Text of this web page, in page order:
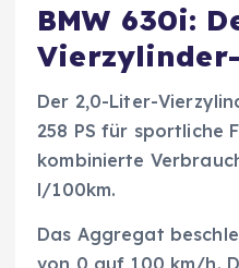
BMW 630i:
Der 2,0-Liter-
258 PS für sportliche
kombinierte
l/100km.
Das Aggregat